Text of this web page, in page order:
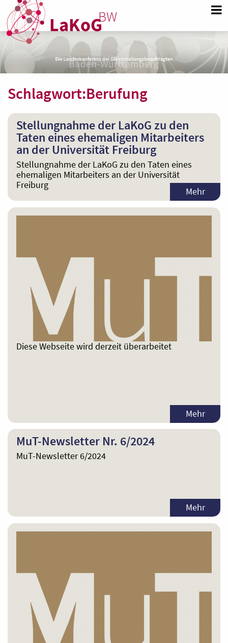
Schlagwort:Berufung
Stellungnahme der LaKoG zu den
Taten eines ehemaligen Mitarbeiters
an der Universität Freiburg
Stellungnahme der LaKoG zu den Taten eines
ehemaligen Mitarbeiters an der Universität
Freiburg
Mehr
Diese Webseite wird derzeit überarbeitet
Mehr
MuT-Newsletter Nr. 6/2024
MuT-Newsletter 6/2024
Mehr